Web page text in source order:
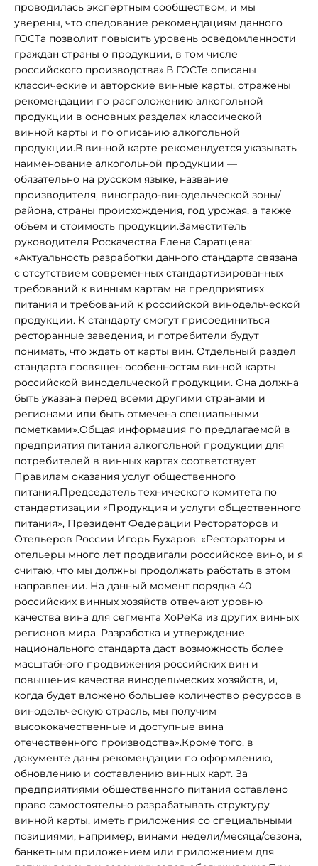
проводилась экспертным сообществом, и мы
уверены, что следование рекомендациям данного
ГОСТа позволит повысить уровень осведомленности
граждан страны о продукции, в том числе
российского производства».В ГОСТе описаны
классические и авторские винные карты, отражены
рекомендации по расположению алкогольной
продукции в основных разделах классической
винной карты и по описанию алкогольной
продукции.В винной карте рекомендуется указывать
наименование алкогольной продукции —
обязательно на русском языке, название
производителя, виноградо-винодельческой зоны/
района, страны происхождения, год урожая, а также
объем и стоимость продукции.Заместитель
руководителя Роскачества Елена Саратцева:
«Актуальность разработки данного стандарта связана
с отсутствием современных стандартизированных
требований к винным картам на предприятиях
питания и требований к российской винодельческой
продукции. К стандарту смогут присоединиться
ресторанные заведения, и потребители будут
понимать, что ждать от карты вин. Отдельный раздел
стандарта посвящен особенностям винной карты
российской винодельческой продукции. Она должна
быть указана перед всеми другими странами и
регионами или быть отмечена специальными
пометками».Общая информация по предлагаемой в
предприятия питания алкогольной продукции для
потребителей в винных картах соответствует
Правилам оказания услуг общественного
питания.Председатель технического комитета по
стандартизации «Продукция и услуги общественного
питания», Президент Федерации Рестораторов и
Отельеров России Игорь Бухаров: «Рестораторы и
отельеры много лет продвигали российское вино, и я
считаю, что мы должны продолжать работать в этом
направлении. На данный момент порядка 40
российских винных хозяйств отвечают уровню
качества вина для сегмента ХоРеКа из других винных
регионов мира. Разработка и утверждение
национального стандарта даст возможность более
масштабного продвижения российских вин и
повышения качества винодельческих хозяйств, и,
когда будет вложено большее количество ресурсов в
винодельческую отрасль, мы получим
высококачественные и доступные вина
отечественного производства».Кроме того, в
документе даны рекомендации по оформлению,
обновлению и составлению винных карт. За
предприятиями общественного питания оставлено
право самостоятельно разрабатывать структуру
винной карты, иметь приложения со специальными
позициями, например, винами недели/месяца/сезона,
банкетным приложением или приложением для